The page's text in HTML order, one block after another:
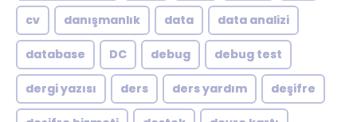
cv danışmanlık data data analizi
database DC debug debug test
dergi yazısı ders ders yardım deşifre